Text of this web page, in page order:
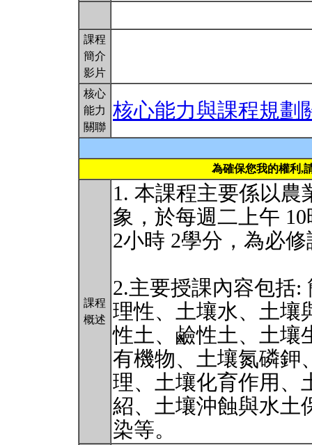
課程
簡介
影片
核心
能力
關聯
核心能力與課程規劃
為確保您我的權利,
課程
概述
1. 本課程主要係以
象，於每週二上午
2小時 2學分，為必
2.主要授課內容包括:
理性、土壤水、土壤
性土、鹼性土、土壤
有機物、土壤氮磷鉀
理、土壤化育作用、
紹、土壤沖蝕與水土
染等。